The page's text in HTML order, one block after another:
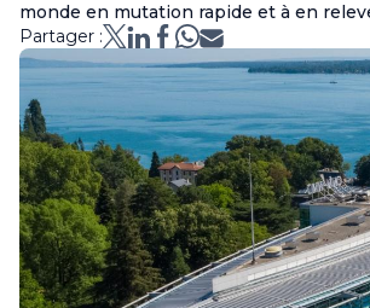
monde en mutation rapide et à en
Partager :